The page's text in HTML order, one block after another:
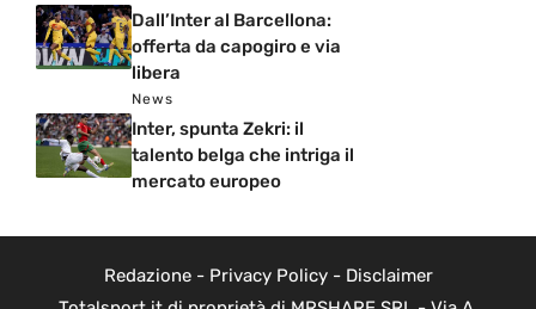
Dall’Inter al Barcellona:
offerta da capogiro e via
libera
News
Inter, spunta Zekri: il
talento belga che intriga il
mercato europeo
Redazione- Privacy Policy- Disclaimer